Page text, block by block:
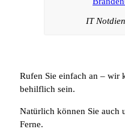
IT
Rufen Sie einfach an – wir
behilflich sein.
Natürlich können Sie auch
Ferne.